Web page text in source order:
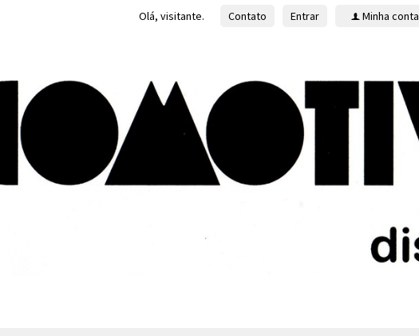
Olá, visitante. Contato Entrar f Minha conta